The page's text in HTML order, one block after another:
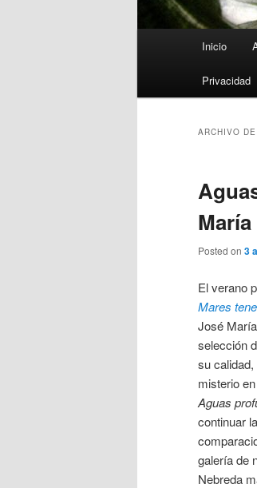
Inicio
Privacidad
ARCHIVO
Posted on 3
El verano
Mares
José
selección
su
misterio
Aguas
continuar
galería de
Nebreda